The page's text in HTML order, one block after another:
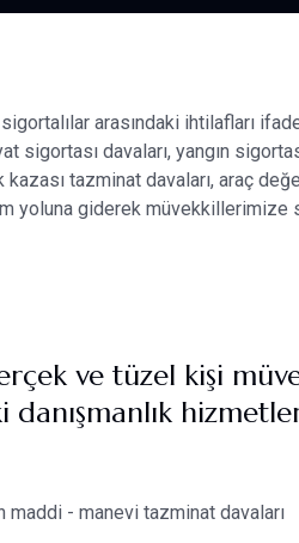
arasındaki ihtilafları
sigortası davaları, yangın
tazminat davaları, araç
yoluna giderek müvekkillerimize
ve tüzel kişi
maddi - manevi tazminat davaları